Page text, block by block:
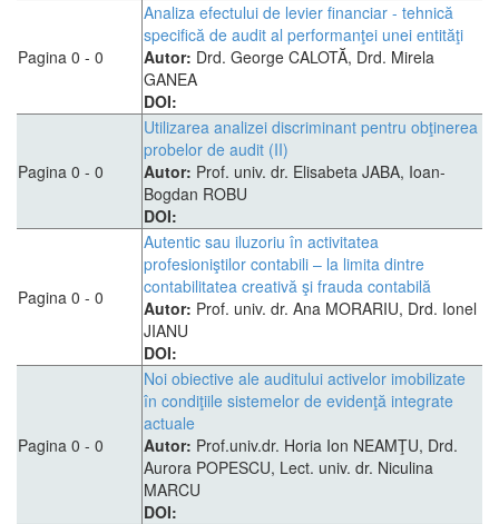
Pagina 0 - 0
Analiza efectului de levier financiar - tehnică
specifică de audit al performanţei unei entităţi
Autor: Drd. George CALOTĂ, Drd. Mirela
GANEA
DOI:
Pagina 0 - 0
Utilizarea analizei discriminant pentru obţinerea
probelor de audit (II)
Autor: Prof. univ. dr. Elisabeta JABA, Ioan-
Bogdan ROBU
DOI:
Pagina 0 - 0
Autentic sau iluzoriu în activitatea
profesioniştilor contabili – la limita dintre
contabilitatea creativă şi frauda contabilă
Autor: Prof. univ. dr. Ana MORARIU, Drd. Ionel
JIANU
DOI:
Pagina 0 - 0
Noi obiective ale auditului activelor imobilizate
în condiţiile sistemelor de evidenţă integrate
actuale
Autor: Prof.univ.dr. Horia Ion NEAMŢU, Drd.
Aurora POPESCU, Lect. univ. dr. Niculina
MARCU
DOI: